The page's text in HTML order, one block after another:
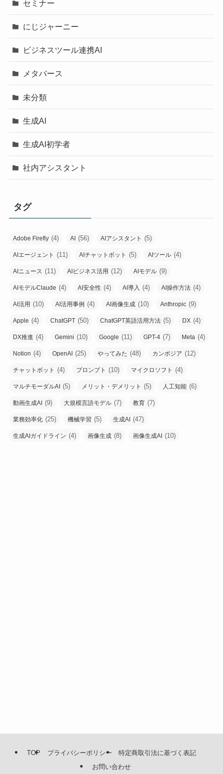
セミナー
にじジャーニー
ビジネスツール連携AI
メタバース
未分類
生成AI
生成AI初学者
社内アシスタント
タグ
Adobe Firefly (4) AI (56) AIアシスタント (5)
AIエージェント (11) AIチャットボット (5) AIツール (4)
AIニュース (11) AIビジネス活用 (12) AIモデル (9)
AIモデルClaude (4) AI安全性 (4) AI導入 (4) AI操作方法 (4)
AI活用 (10) AI活用事例 (4) AI画像生成 (10) Anthropic (9)
Apple (4) ChatGPT (50) ChatGPT英語活用方法 (5) DX (4)
DX推進 (4) Gemini (10) Google (11) GPT-4 (7) Meta (4)
Notion (4) OpenAI (25) やってみた (48) カンボジア (12)
チャットボット (4) プロンプト (10) マイクロソフト (4)
マルチモーダルAI (5) メリット・デメリット (5) 人工知能 (6)
動画生成AI (9) 大規模言語モデル (7) 教育 (7)
業務効率化 (25) 機械学習 (5) 生成AI (47)
生成AIガイドライン (4) 画像生成 (8) 画像生成AI (10)
TOP プライバシーポリシー
特定商取引法に基づく表記
お問い合わせ